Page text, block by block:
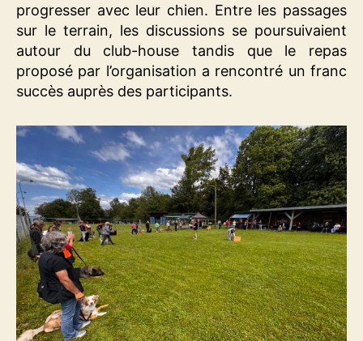
progresser avec leur chien. Entre les passages
sur le terrain, les discussions se poursuivaient
autour du club-house tandis que le repas
proposé par l’organisation a rencontré un franc
succès auprès des participants.